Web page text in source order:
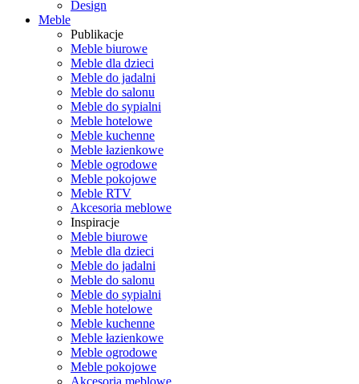
Design
Meble
Publikacje
Meble biurowe
Meble dla dzieci
Meble do jadalni
Meble do salonu
Meble do sypialni
Meble hotelowe
Meble kuchenne
Meble łazienkowe
Meble ogrodowe
Meble pokojowe
Meble RTV
Akcesoria meblowe
Inspiracje
Meble biurowe
Meble dla dzieci
Meble do jadalni
Meble do salonu
Meble do sypialni
Meble hotelowe
Meble kuchenne
Meble łazienkowe
Meble ogrodowe
Meble pokojowe
Akcesoria meblowe